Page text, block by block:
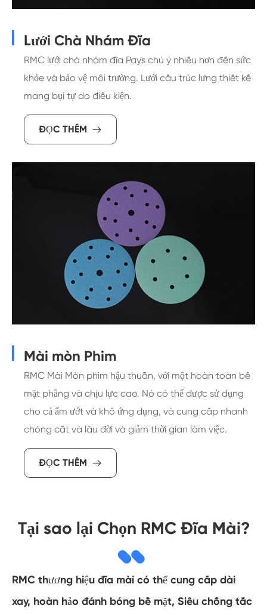
Lưới Chà Nhám Đĩa
RMC lưới chà nhám đĩa Pays chú ý nhiều hơn đến sức
khỏe và bảo vệ môi trường. Lưới cấu trúc lưng thiết kế
mang bụi tự do điều kiện.
ĐỌC THÊM 
Mài mòn Phim
RMC Mài Mòn phim hậu thuẫn, với một hoàn toàn bề
mặt phẳng và chịu lực cao. Nó có thể được sử dụng
cho cả ẩm ướt và khô ứng dụng, và cung cấp nhanh
chóng cắt và lâu đời và giảm thời gian làm việc.
ĐỌC THÊM 
Tại sao lại Chọn RMC Đĩa Mài?
RMC thương hiệu đĩa mài có thể cung cấp dài
xay, hoàn hảo đánh bóng bề mặt, Siêu chống tắc